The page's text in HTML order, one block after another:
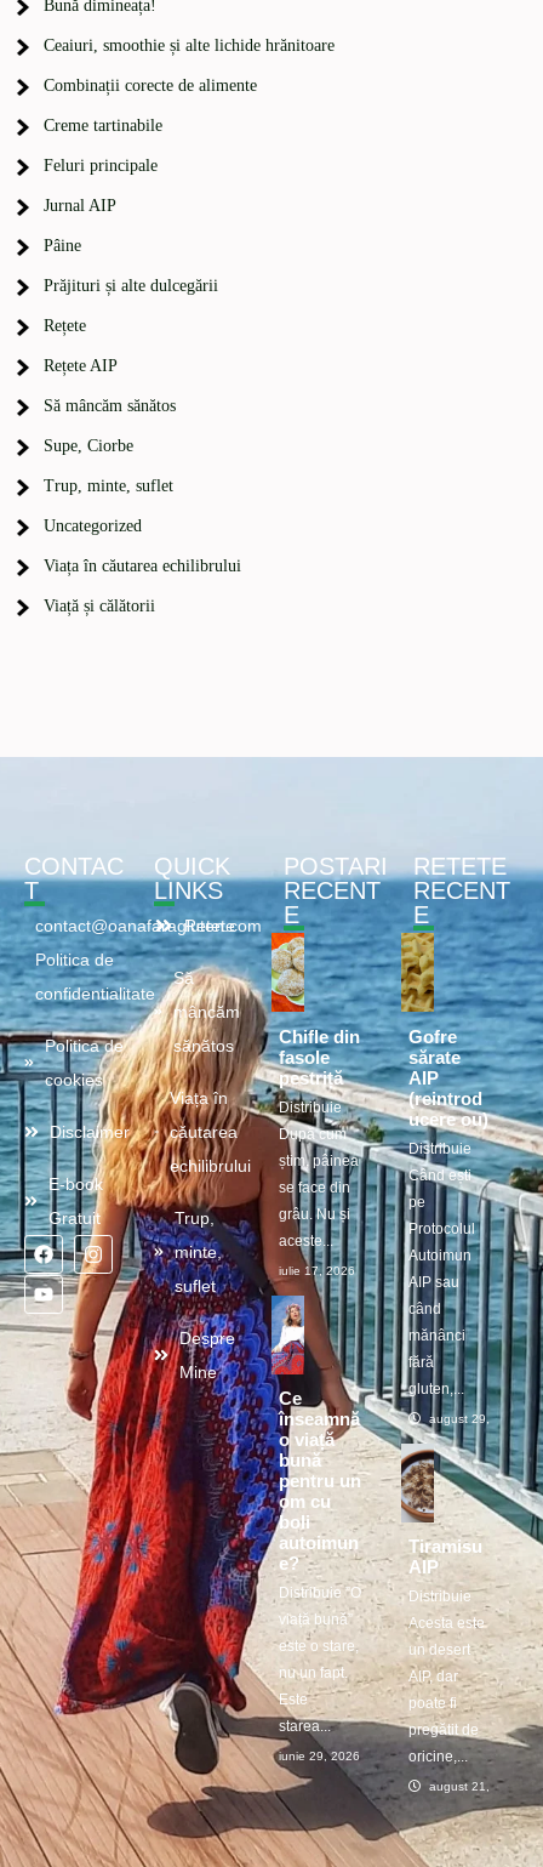
Bună dimineața!
Ceaiuri, smoothie și alte lichide hrănitoare
Combinații corecte de alimente
Creme tartinabile
Feluri principale
Jurnal AIP
Pâine
Prăjituri și alte dulcegării
Rețete
Rețete AIP
Să mâncăm sănătos
Supe, Ciorbe
Trup, minte, suflet
Uncategorized
Viața în căutarea echilibrului
Viață și călătorii
CONTAC
T
contact@oanafaragluten.com
Politica de
confidentialitate
Politica de
cookies
Disclaimer
E-book
Gratuit
QUICK
LINKS
Retete
Să
mâncăm
sănătos
Viața în
căutarea
echilibrului
Trup,
minte,
suflet
Despre
Mine
POSTARI
RECENT
E
Chifle din
fasole
pestriță
Distribuie
După cum
știm, pâinea
se face din
grâu. Nu și
aceste...
iulie 17, 2026
Ce
înseamnă
o viață
bună
pentru un
om cu
boli
autoimun
e?
Distribuie ”O
viață bună”
este o stare,
nu un fapt.
Este
starea...
iunie 29, 2026
RETETE
RECENT
E
Gofre
sărate
AIP
(reintrod
ucere ou)
Distribuie
Când ești
pe
Protocolul
Autoimun
AIP sau
când
mănânci
fără
gluten,...
august 29, 2025
Tiramisu
AIP
Distribuie
Acesta este
un desert
AIP, dar
poate fi
pregătit de
oricine,...
august 21, 2025